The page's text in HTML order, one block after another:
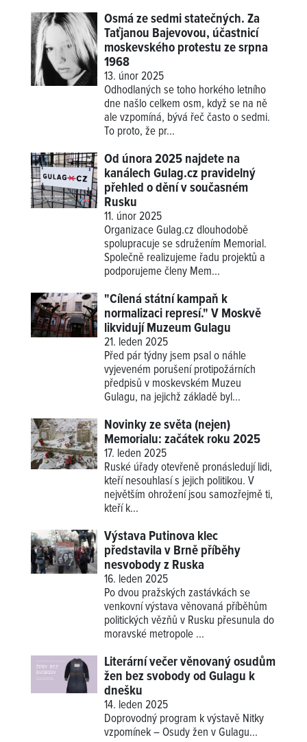
Osmá ze sedmi statečných. Za
Taťjanou Bajevovou, účastnicí
moskevského protestu ze srpna
1968
13. únor 2025
Odhodlaných se toho horkého letního
dne našlo celkem osm, když se na ně
ale vzpomíná, bývá řeč často o sedmi.
To proto, že pr...
Od února 2025 najdete na
kanálech Gulag.cz pravidelný
přehled o dění v současném
Rusku
11. únor 2025
Organizace Gulag.cz dlouhodobě
spolupracuje se sdružením Memorial.
Společně realizujeme řadu projektů a
podporujeme členy Mem...
"Cílená státní kampaň k
normalizaci represí." V Moskvě
likvidují Muzeum Gulagu
21. leden 2025
Před pár týdny jsem psal o náhle
vyjeveném porušení protipožárních
předpisů v moskevském Muzeu
Gulagu, na jejichž základě byl...
Novinky ze světa (nejen)
Memorialu: začátek roku 2025
17. leden 2025
Ruské úřady otevřeně pronásledují lidi,
kteří nesouhlasí s jejich politikou. V
největším ohrožení jsou samozřejmě ti,
kteří k...
Výstava Putinova klec
představila v Brně příběhy
nesvobody z Ruska
16. leden 2025
Po dvou pražských zastávkách se
venkovní výstava věnovaná příběhům
politických vězňů v Rusku přesunula do
moravské metropole ...
Literární večer věnovaný osudům
žen bez svobody od Gulagu k
dnešku
14. leden 2025
Doprovodný program k výstavě Nitky
vzpomínek – Osudy žen v Gulagu...